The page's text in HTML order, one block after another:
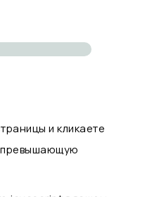
и кликаете